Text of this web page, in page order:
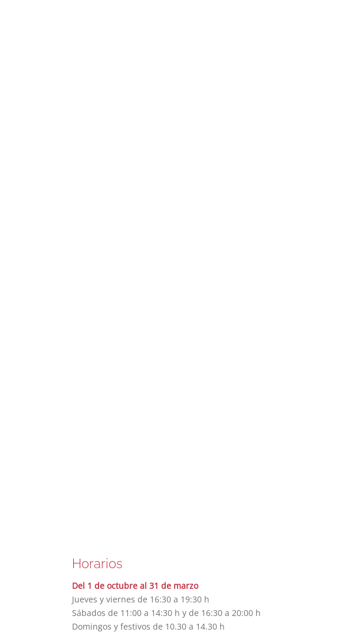
Horarios
Del 1 de octubre al 31 de marzo
Jueves y viernes de 16:30 a 19:30 h
Sábados de 11:00 a 14:30 h y de 16:30 a 20:00 h
Domingos y festivos de 10.30 a 14.30 h